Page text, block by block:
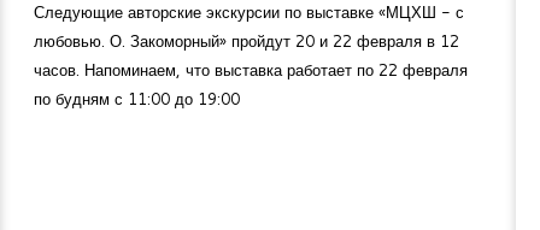
Следующие авторские экскурсии по выставке «МЦХШ - с
любовью. О. Закоморный» пройдут 20 и 22 февраля в 12
часов. Напоминаем, что выставка работает по 22 февраля
по будням с 11:00 до 19:00